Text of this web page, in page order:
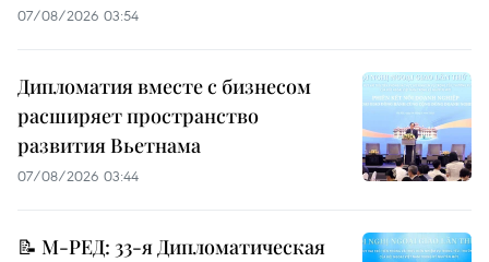
07/08/2026 03:54
Дипломатия вместе с бизнесом
расширяет пространство
развития Вьетнама
07/08/2026 03:44
📝 М-РЕД: 33-я Дипломатическая